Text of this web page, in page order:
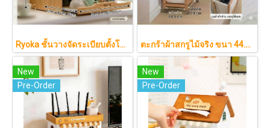
Ryoka ชั้นวางจัดระเบียบตั้งโต๊ะ 2 ชั้น สไตล์มินิมอล-ญี่ปุ่น ลิ้นชักเลื่อน ลิ้นชักเก็บแก้ว วัสดุไม้ธรรมชาติ ไม่ต้องประกอบ ประหยัดพื้นที่เคาน์เตอร์ ตะกร้าผ้าสกรูไม้จริง ขนา 44.5cm รุ่น KAWA Minimalist สไตล์ญี่ปุ่นเคลื่อนที่ได้ มีล้อเลื่อน (KAWA)
New
Pre-Order
New
Pre-Order